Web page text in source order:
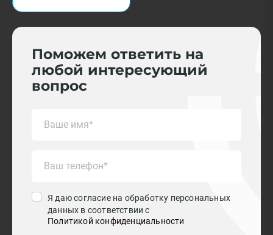
Поможем ответить на
любой интересующий
вопрос
Я даю согласие на обработку персональных
данных в соответствии с
Политикой конфиденциальности